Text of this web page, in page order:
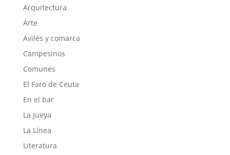
Arquitectura
Arte
Avilés y comarca
Campesinos
Comunes
El Faro de Ceuta
En el bar
La Jueya
La Línea
Literatura